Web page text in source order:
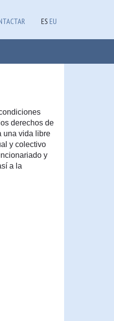
ES EU
derechos de
una vida libre
y colectivo
y
a la